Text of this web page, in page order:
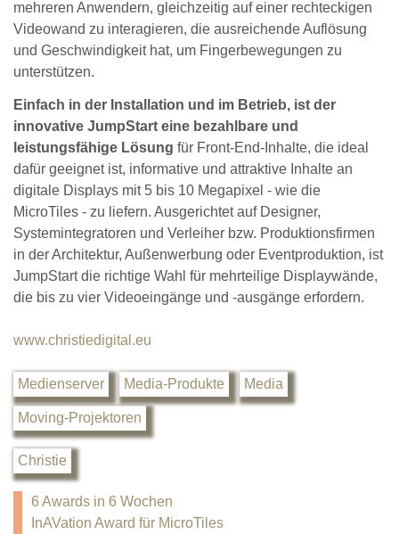
mehreren Anwendern, gleichzeitig auf einer rechteckigen
Videowand zu interagieren, die ausreichende Auflösung
und Geschwindigkeit hat, um Fingerbewegungen zu
unterstützen.
Einfach in der Installation und im Betrieb, ist der
innovative JumpStart eine bezahlbare und
leistungsfähige Lösung für Front-End-Inhalte, die ideal
dafür geeignet ist, informative und attraktive Inhalte an
digitale Displays mit 5 bis 10 Megapixel - wie die
MicroTiles - zu liefern. Ausgerichtet auf Designer,
Systemintegratoren und Verleiher bzw. Produktionsfirmen
in der Architektur, Außenwerbung oder Eventproduktion, ist
JumpStart die richtige Wahl für mehrteilige Displaywände,
die bis zu vier Videoeingänge und -ausgänge erfordern.
www.christiedigital.eu
Medienserver Media-Produkte Media
Moving-Projektoren
Christie
6 Awards in 6 Wochen
InAVation Award für MicroTiles